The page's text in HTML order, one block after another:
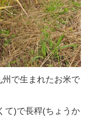
州で生まれたお米で
て)で長稈(ちょうか